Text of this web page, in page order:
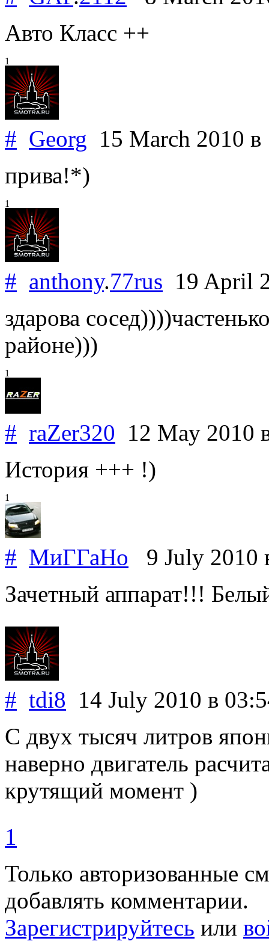
Авто Класс ++
1
# Georg 15 March 2010 в
прива!*)
1
# anthony.77rus 19 April
здарова
районе)))
1
# raZer320 12 May 2010
История +++ !)
1
# МиГГаНо 9 July 2010
Зачетный аппарат!!!
# tdi8 14 July 2010 в
С двух тысяч литров
наверно двигатель
крутящий момент )
1
Только авторизованные
добавлять комментарии.
Зарегистрируйтесь или